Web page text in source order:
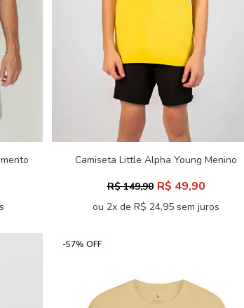
Camiseta Little Alpha Young Menino
R$ 149,90 R$ 49,90
ou 2x de R$ 24,95 sem juros
-57% OFF